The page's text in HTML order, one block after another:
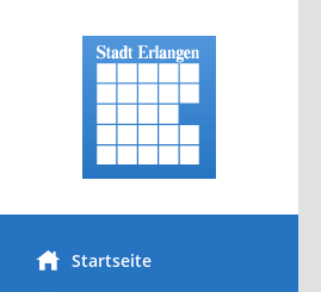
Startseite